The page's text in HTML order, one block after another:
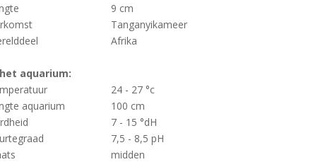
9 cm
Tanganyikameer
Afrika
aquarium:
24 - 27 °c
aquarium
100 cm
7 - 15 °dH
7,5 - 8,5 pH
midden